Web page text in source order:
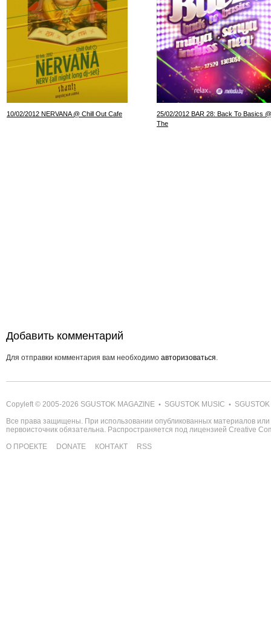
10/02/2012 NERVANA @ Chill Out Cafe
25/02/2012 BAR 28: Back To Basics @
The
Добавить комментарий
Для отправки комментария вам необходимо авторизоваться
Copyleft © 2005-2026 SGUSTOK MAGAZINE • SGUSTOK MUSIC •
Все права защищены. При использовании опубликованных материалов
первоисточник обязательна. Распространяется под лицензией Creative
О ПРОЕКТЕ
DONATE КОНТАКТ RSS